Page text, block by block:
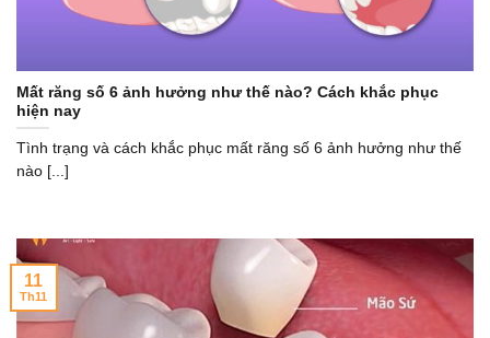
Mất răng số 6 ảnh hưởng như thế nào? Cách khắc phục
hiện nay
Tình trạng và cách khắc phục mất răng số 6 ảnh hưởng như thế
nào [...]
11
Th11